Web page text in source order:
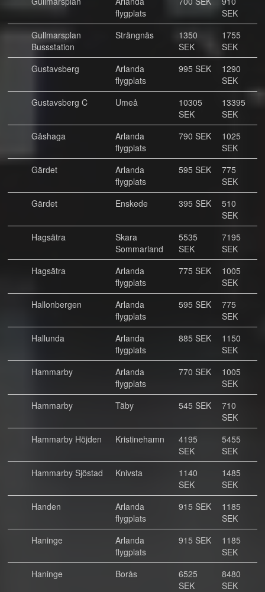
flygplats
SEK
Gullmarsplan
Bussstation
Strängnäs
1350
SEK
1755
SEK
Gustavsberg
Arlanda
flygplats
995 SEK
1290
SEK
Gustavsberg C
Umeå
10305
SEK
13395
SEK
Gåshaga
Arlanda
flygplats
790 SEK
1025
SEK
Gärdet
Arlanda
flygplats
595 SEK
775
SEK
Gärdet
Enskede 395 SEK
510
SEK
Hagsätra
Skara
Sommarland
5535
SEK
7195
SEK
Hagsätra
Arlanda
flygplats
775 SEK
1005
SEK
Hallonbergen
Arlanda
flygplats
595 SEK
775
SEK
Hallunda
Arlanda
flygplats
885 SEK
1150
SEK
Hammarby
Arlanda
flygplats
770 SEK
1005
SEK
Hammarby
Täby 545 SEK
710
SEK
Hammarby Höjden
Kristinehamn
4195
SEK
5455
SEK
Hammarby Sjöstad
Knivsta
1140
SEK
1485
SEK
Handen
Arlanda
flygplats
915 SEK
1185
SEK
Haninge
Arlanda
flygplats
915 SEK
1185
SEK
Haninge
Borås
6525
SEK
8480
SEK